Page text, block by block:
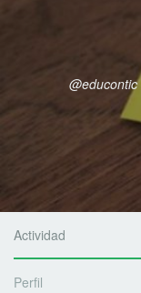
@educontic
Actividad
Perfil